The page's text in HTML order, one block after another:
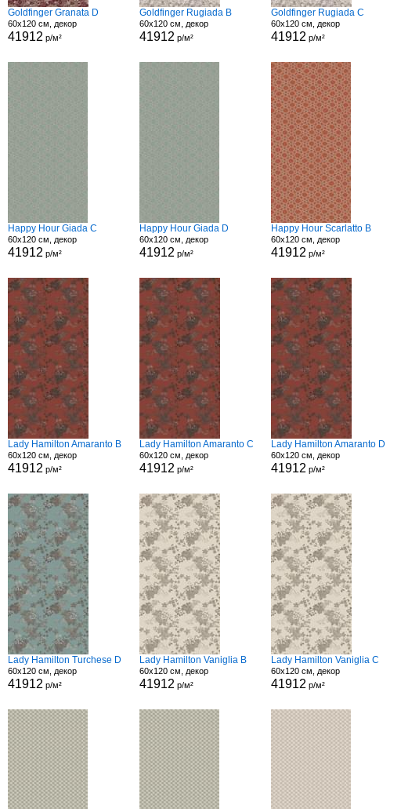
Goldfinger Granata D
60x120 см, декор
41912 р/м²
Goldfinger Rugiada B
60x120 см, декор
41912 р/м²
Goldfinger Rugiada C
60x120 см, декор
41912 р/м²
Happy Hour Giada C
60x120 см, декор
41912 р/м²
Happy Hour Giada D
60x120 см, декор
41912 р/м²
Happy Hour Scarlatto B
60x120 см, декор
41912 р/м²
Lady Hamilton Amaranto B
60x120 см, декор
41912 р/м²
Lady Hamilton Amaranto C
60x120 см, декор
41912 р/м²
Lady Hamilton Amaranto D
60x120 см, декор
41912 р/м²
Lady Hamilton Turchese D
60x120 см, декор
41912 р/м²
Lady Hamilton Vaniglia B
60x120 см, декор
41912 р/м²
Lady Hamilton Vaniglia C
60x120 см, декор
41912 р/м²